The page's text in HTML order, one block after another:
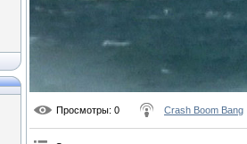
Просмотры: 0 Crash Boom Bang